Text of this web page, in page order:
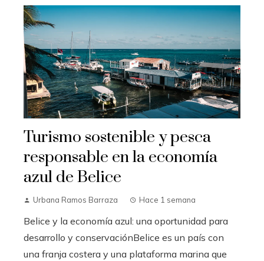
Turismo sostenible y pesca
responsable en la economía
azul de Belice
Urbana Ramos Barraza Hace 1 semana
Belice y la economía azul: una oportunidad para
desarrollo y conservaciónBelice es un país con
una franja costera y una plataforma marina que